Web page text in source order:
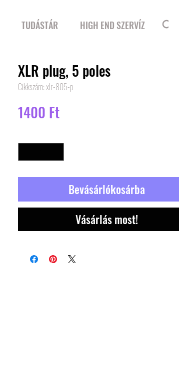
TUDÁSTÁR HIGH END SZERVÍZ
XLR plug, 5 poles
Cikkszám: xlr-805-p
1400 FtÁr
Bevásárlókosárba
Vásárlás most!